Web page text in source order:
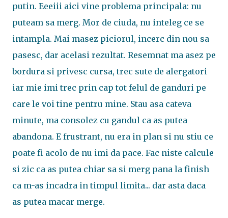
putin. Eeeiii aici vine problema principala: nu
puteam sa merg. Mor de ciuda, nu inteleg ce se
intampla. Mai masez piciorul, incerc din nou sa
pasesc, dar acelasi rezultat. Resemnat ma asez pe
bordura si privesc cursa, trec sute de alergatori
iar mie imi trec prin cap tot felul de ganduri pe
care le voi tine pentru mine. Stau asa cateva
minute, ma consolez cu gandul ca as putea
abandona. E frustrant, nu era in plan si nu stiu ce
poate fi acolo de nu imi da pace. Fac niste calcule
si zic ca as putea chiar sa si merg pana la finish
ca m-as incadra in timpul limita... dar asta daca
as putea macar merge.